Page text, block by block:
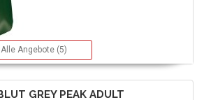
Alle Angebote (5)
GREY PEAK ADULT